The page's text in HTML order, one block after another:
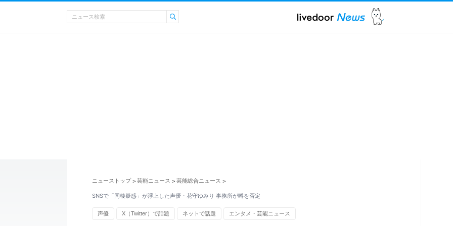
ニューストップ > 芸能ニュース > 芸能総合ニュース >
SNSで「同棲疑惑」が浮上した声優・花守ゆみり 事務所が噂を否定
声優 X（Twitter）で話題 ネットで話題 エンタメ・芸能ニュース